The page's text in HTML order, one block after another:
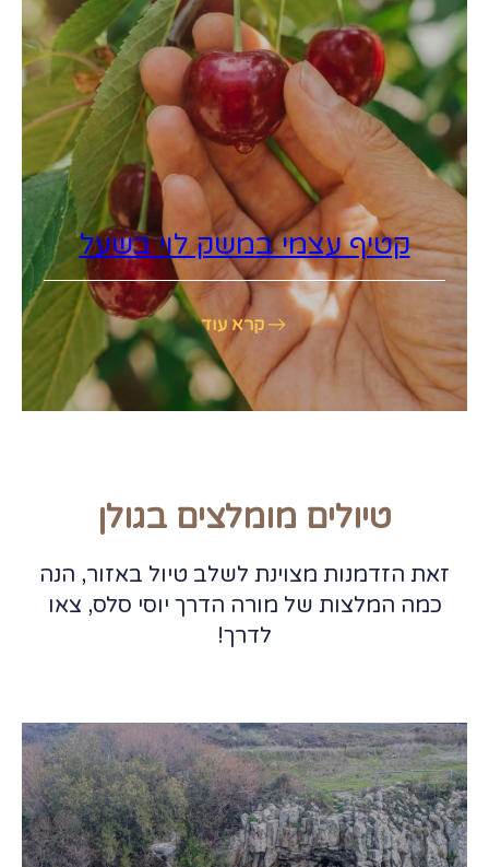
קטיף עצמי במשק לוי בשעל
קרא עוד
טיולים מומלצים בגולן
זאת הזדמנות מצוינת לשלב טיול באזור, הנה
כמה המלצות של מורה הדרך יוסי סלס, צאו
לדרך!